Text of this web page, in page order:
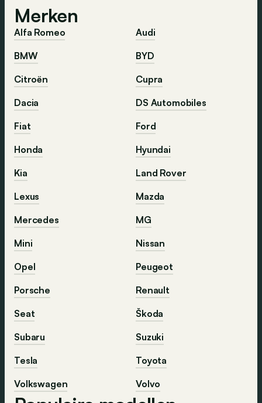
Merken
Alfa Romeo
Audi
BMW
BYD
Citroën
Cupra
Dacia
DS Automobiles
Fiat
Ford
Honda
Hyundai
Kia
Land Rover
Lexus
Mazda
Mercedes
MG
Mini
Nissan
Opel
Peugeot
Porsche
Renault
Seat
Škoda
Subaru
Suzuki
Tesla
Toyota
Volkswagen
Volvo